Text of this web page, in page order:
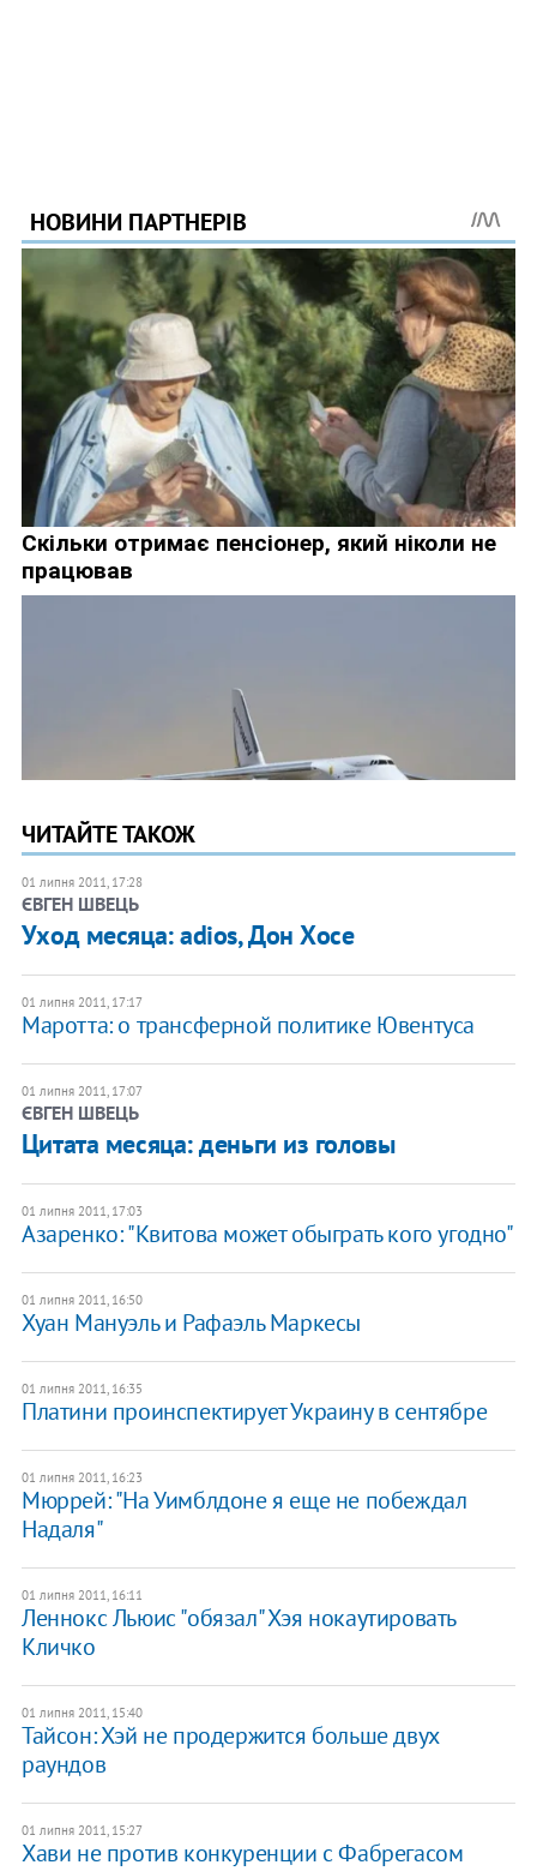
ЧИТАЙТЕ ТАКОЖ
01 липня 2011, 17:28
ЄВГЕН ШВЕЦЬ
Уход месяца: adios, Дон Хосе
01 липня 2011, 17:17
Маротта: о трансферной политике Ювентуса
01 липня 2011, 17:07
ЄВГЕН ШВЕЦЬ
Цитата месяца: деньги из головы
01 липня 2011, 17:03
Азаренко: "Квитова может обыграть кого угодно"
01 липня 2011, 16:50
Хуан Мануэль и Рафаэль Маркесы
01 липня 2011, 16:35
Платини проинспектирует Украину в сентябре
01 липня 2011, 16:23
Мюррей: "На Уимблдоне я еще не побеждал
Надаля"
01 липня 2011, 16:11
Леннокс Льюис "обязал" Хэя нокаутировать
Кличко
01 липня 2011, 15:40
Тайсон: Хэй не продержится больше двух
раундов
01 липня 2011, 15:27
Хави не против конкуренции с Фабрегасом